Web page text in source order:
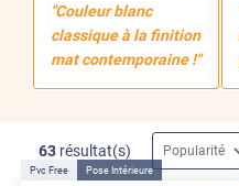
"Couleur blanc
classique à la finition
mat contemporaine !"
63 résultat(s)
Pvc Free Pose Intérieure